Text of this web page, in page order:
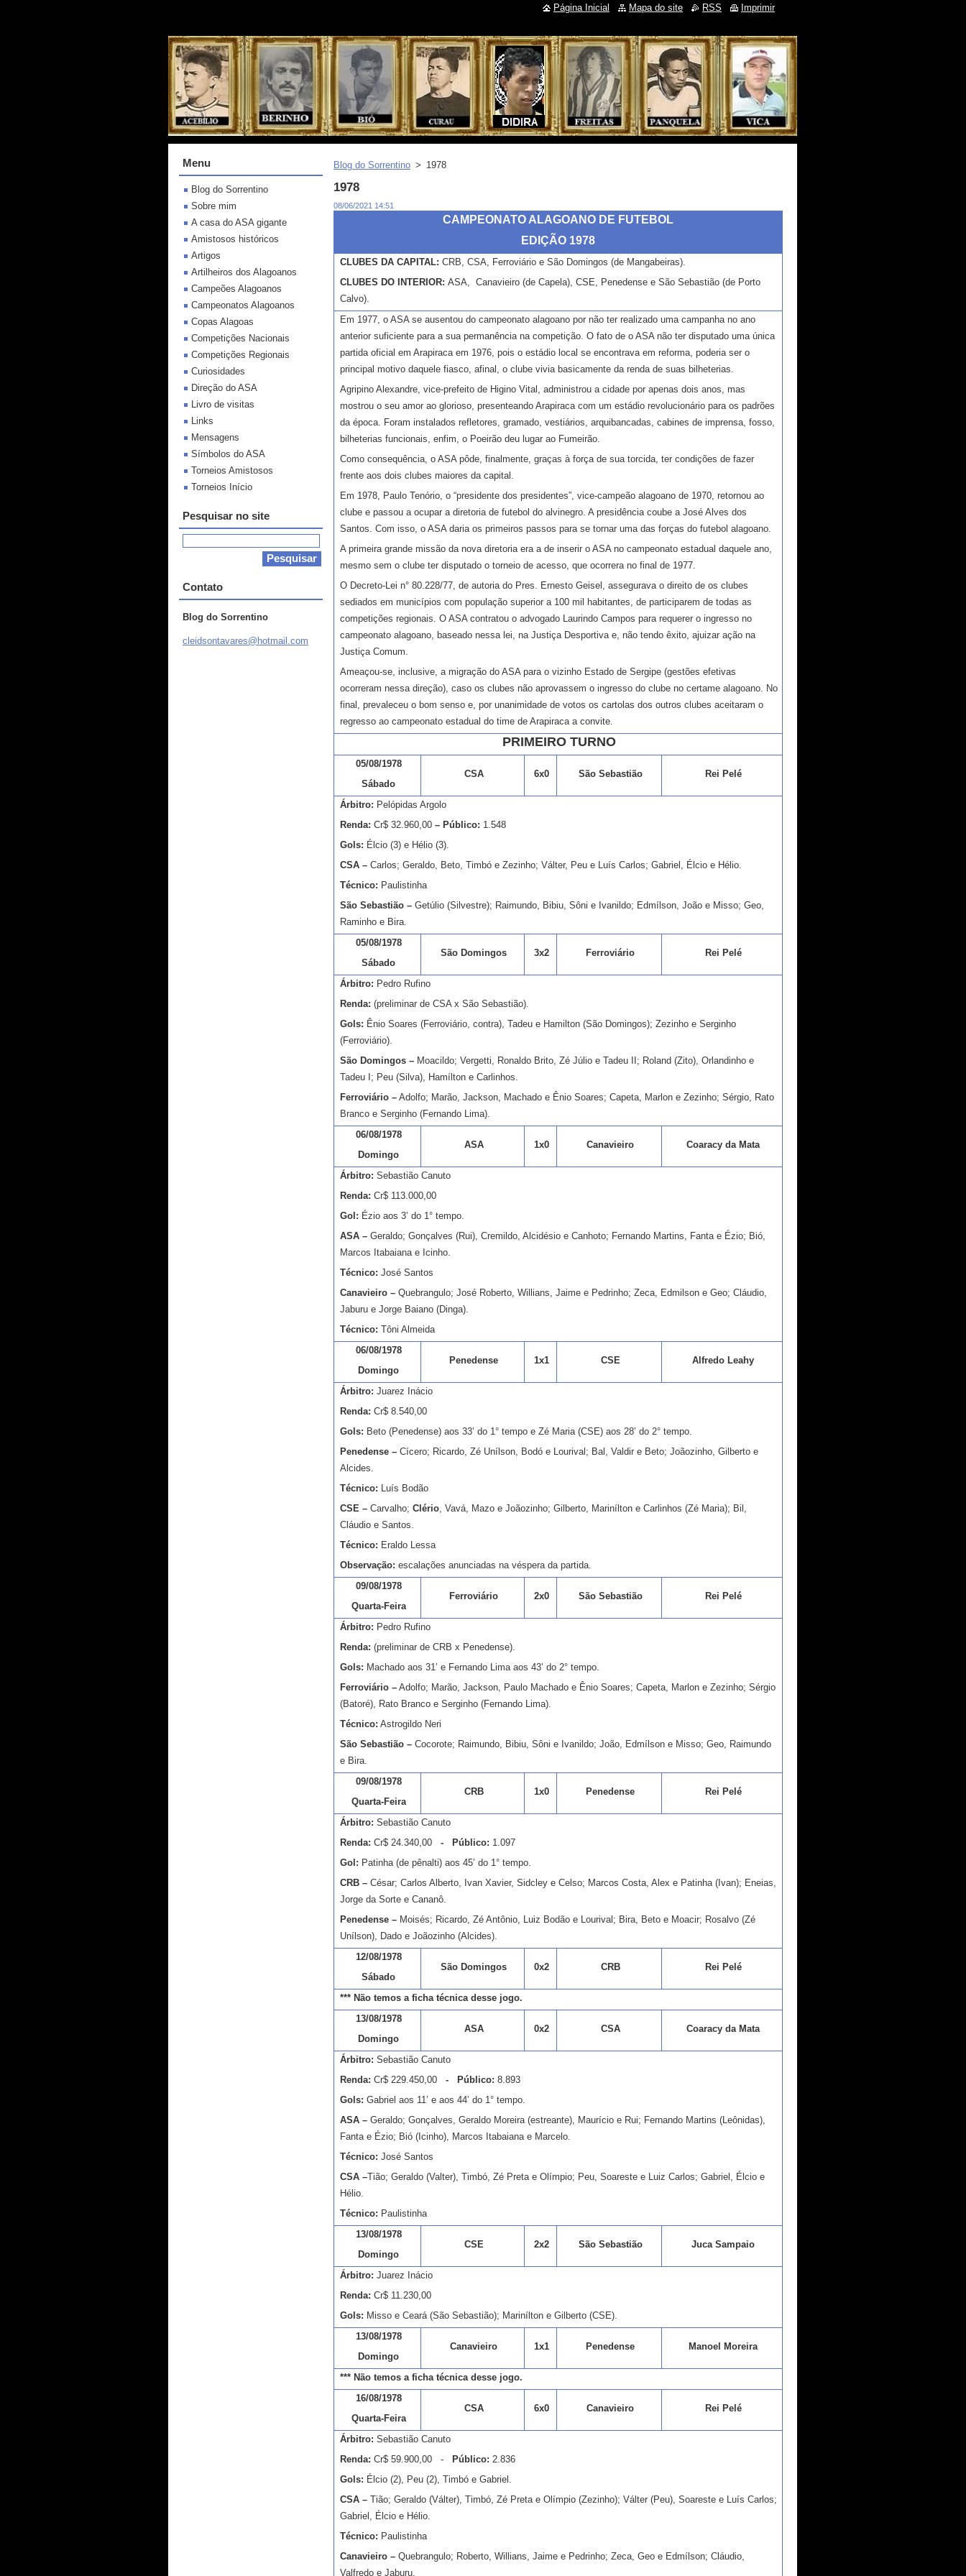
Blog do Sorrentino > 1978
1978
08/06/2021 14:51
CAMPEONATO ALAGOANO DE FUTEBOL
EDIÇÃO 1978
CLUBES DA CAPITAL: CRB, CSA, Ferroviário e São Domingos (de Mangabeiras).
CLUBES DO INTERIOR: ASA, Canavieiro (de Capela), CSE, Penedense e São Sebastião (de Porto
Calvo).
Em 1977, o ASA se ausentou do campeonato alagoano por não ter realizado uma campanha no ano
anterior suficiente para a sua permanência na competição. O fato de o ASA não ter disputado uma única
partida oficial em Arapiraca em 1976, pois o estádio local se encontrava em reforma, poderia ser o
principal motivo daquele fiasco, afinal, o clube vivia basicamente da renda de suas bilheterias.
Agripino Alexandre, vice-prefeito de Higino Vital, administrou a cidade por apenas dois anos, mas
mostrou o seu amor ao glorioso, presenteando Arapiraca com um estádio revolucionário para os padrões
da época. Foram instalados refletores, gramado, vestiários, arquibancadas, cabines de imprensa, fosso,
bilheterias funcionais, enfim, o Poeirão deu lugar ao Fumeirão.
Como consequência, o ASA pôde, finalmente, graças à força de sua torcida, ter condições de fazer
frente aos dois clubes maiores da capital.
Em 1978, Paulo Tenório, o “presidente dos presidentes”, vice-campeão alagoano de 1970, retornou ao
clube e passou a ocupar a diretoria de futebol do alvinegro. A presidência coube a José Alves dos
Santos. Com isso, o ASA daria os primeiros passos para se tornar uma das forças do futebol alagoano.
A primeira grande missão da nova diretoria era a de inserir o ASA no campeonato estadual daquele ano,
mesmo sem o clube ter disputado o torneio de acesso, que ocorrera no final de 1977.
O Decreto-Lei n° 80.228/77, de autoria do Pres. Ernesto Geisel, assegurava o direito de os clubes
sediados em municípios com população superior a 100 mil habitantes, de participarem de todas as
competições regionais. O ASA contratou o advogado Laurindo Campos para requerer o ingresso no
campeonato alagoano, baseado nessa lei, na Justiça Desportiva e, não tendo êxito, ajuizar ação na
Justiça Comum.
Ameaçou-se, inclusive, a migração do ASA para o vizinho Estado de Sergipe (gestões efetivas
ocorreram nessa direção), caso os clubes não aprovassem o ingresso do clube no certame alagoano. No
final, prevaleceu o bom senso e, por unanimidade de votos os cartolas dos outros clubes aceitaram o
regresso ao campeonato estadual do time de Arapiraca a convite.
PRIMEIRO TURNO
05/08/1978
Sábado
CSA 6x0 São Sebastião Rei Pelé
Árbitro: Pelópidas Argolo
Renda: Cr$ 32.960,00 – Público: 1.548
Gols: Élcio (3) e Hélio (3).
CSA – Carlos; Geraldo, Beto, Timbó e Zezinho; Válter, Peu e Luís Carlos; Gabriel, Élcio e Hélio.
Técnico: Paulistinha
São Sebastião – Getúlio (Silvestre); Raimundo, Bibiu, Sôni e Ivanildo; Edmílson, João e Misso; Geo,
Raminho e Bira.
05/08/1978
Sábado
São Domingos 3x2 Ferroviário Rei Pelé
Árbitro: Pedro Rufino
Renda: (preliminar de CSA x São Sebastião).
Gols: Ênio Soares (Ferroviário, contra), Tadeu e Hamilton (São Domingos); Zezinho e Serginho
(Ferroviário).
São Domingos – Moacildo; Vergetti, Ronaldo Brito, Zé Júlio e Tadeu II; Roland (Zito), Orlandinho e
Tadeu I; Peu (Silva), Hamílton e Carlinhos.
Ferroviário – Adolfo; Marão, Jackson, Machado e Ênio Soares; Capeta, Marlon e Zezinho; Sérgio, Rato
Branco e Serginho (Fernando Lima).
06/08/1978
Domingo
ASA 1x0 Canavieiro Coaracy da Mata
Árbitro: Sebastião Canuto
Renda: Cr$ 113.000,00
Gol: Ézio aos 3’ do 1° tempo.
ASA – Geraldo; Gonçalves (Rui), Cremildo, Alcidésio e Canhoto; Fernando Martins, Fanta e Ézio; Bió,
Marcos Itabaiana e Icinho.
Técnico: José Santos
Canavieiro – Quebrangulo; José Roberto, Willians, Jaime e Pedrinho; Zeca, Edmilson e Geo; Cláudio,
Jaburu e Jorge Baiano (Dinga).
Técnico: Tôni Almeida
06/08/1978
Domingo
Penedense 1x1 CSE Alfredo Leahy
Árbitro: Juarez Inácio
Renda: Cr$ 8.540,00
Gols: Beto (Penedense) aos 33’ do 1° tempo e Zé Maria (CSE) aos 28’ do 2° tempo.
Penedense – Cícero; Ricardo, Zé Unílson, Bodó e Lourival; Bal, Valdir e Beto; Joãozinho, Gilberto e
Alcides.
Técnico: Luís Bodão
CSE – Carvalho; Clério, Vavá, Mazo e Joãozinho; Gilberto, Marinílton e Carlinhos (Zé Maria); Bil,
Cláudio e Santos.
Técnico: Eraldo Lessa
Observação: escalações anunciadas na véspera da partida.
09/08/1978
Quarta-Feira
Ferroviário 2x0 São Sebastião Rei Pelé
Árbitro: Pedro Rufino
Renda: (preliminar de CRB x Penedense).
Gols: Machado aos 31’ e Fernando Lima aos 43’ do 2° tempo.
Ferroviário – Adolfo; Marão, Jackson, Paulo Machado e Ênio Soares; Capeta, Marlon e Zezinho; Sérgio
(Batoré), Rato Branco e Serginho (Fernando Lima).
Técnico: Astrogildo Neri
São Sebastião – Cocorote; Raimundo, Bibiu, Sôni e Ivanildo; João, Edmílson e Misso; Geo, Raimundo
e Bira.
09/08/1978
Quarta-Feira
CRB 1x0 Penedense Rei Pelé
Árbitro: Sebastião Canuto
Renda: Cr$ 24.340,00 - Público: 1.097
Gol: Patinha (de pênalti) aos 45’ do 1° tempo.
CRB – César; Carlos Alberto, Ivan Xavier, Sidcley e Celso; Marcos Costa, Alex e Patinha (Ivan); Eneias,
Jorge da Sorte e Cananô.
Penedense – Moisés; Ricardo, Zé Antônio, Luiz Bodão e Lourival; Bira, Beto e Moacir; Rosalvo (Zé
Unílson), Dado e Joãozinho (Alcides).
12/08/1978
Sábado
São Domingos 0x2 CRB Rei Pelé
*** Não temos a ficha técnica desse jogo.
13/08/1978
Domingo
ASA 0x2 CSA Coaracy da Mata
Árbitro: Sebastião Canuto
Renda: Cr$ 229.450,00 - Público: 8.893
Gols: Gabriel aos 11’ e aos 44’ do 1° tempo.
ASA – Geraldo; Gonçalves, Geraldo Moreira (estreante), Maurício e Rui; Fernando Martins (Leônidas),
Fanta e Ézio; Bió (Icinho), Marcos Itabaiana e Marcelo.
Técnico: José Santos
CSA –Tião; Geraldo (Valter), Timbó, Zé Preta e Olímpio; Peu, Soareste e Luiz Carlos; Gabriel, Élcio e
Hélio.
Técnico: Paulistinha
13/08/1978
Domingo
CSE 2x2 São Sebastião Juca Sampaio
Árbitro: Juarez Inácio
Renda: Cr$ 11.230,00
Gols: Misso e Ceará (São Sebastião); Marinílton e Gilberto (CSE).
13/08/1978
Domingo
Canavieiro 1x1 Penedense Manoel Moreira
*** Não temos a ficha técnica desse jogo.
16/08/1978
Quarta-Feira
CSA 6x0 Canavieiro Rei Pelé
Árbitro: Sebastião Canuto
Renda: Cr$ 59.900,00 - Público: 2.836
Gols: Élcio (2), Peu (2), Timbó e Gabriel.
CSA – Tião; Geraldo (Válter), Timbó, Zé Preta e Olímpio (Zezinho); Válter (Peu), Soareste e Luís Carlos;
Gabriel, Élcio e Hélio.
Técnico: Paulistinha
Canavieiro – Quebrangulo; Roberto, Willians, Jaime e Pedrinho; Zeca, Geo e Edmílson; Cláudio,
Valfredo e Jaburu.
Menu
Blog do Sorrentino
Sobre mim
A casa do ASA gigante
Amistosos históricos
Artigos
Artilheiros dos Alagoanos
Campeões Alagoanos
Campeonatos Alagoanos
Copas Alagoas
Competições Nacionais
Competições Regionais
Curiosidades
Direção do ASA
Livro de visitas
Links
Mensagens
Símbolos do ASA
Torneios Amistosos
Torneios Início
Pesquisar no site
Contato
Blog do Sorrentino
cleidsontavares@ hotmail.com
Página Inicial Mapa do site RSS Imprimir